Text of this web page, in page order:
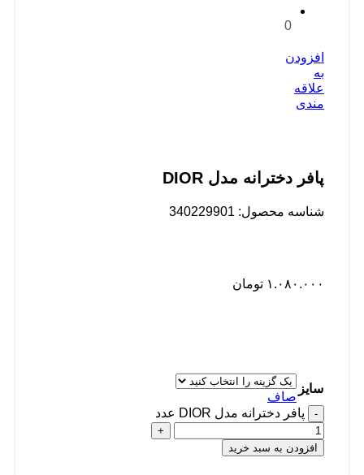
0
افزودن
به
علاقه
مندی
پافر دخترانه مدل DIOR
شناسه محصول: 340229901
۱.۰۸۰.۰۰۰ تومان
سایز
صاف
پافر دخترانه مدل DIOR عدد
افزودن به سبد خرید